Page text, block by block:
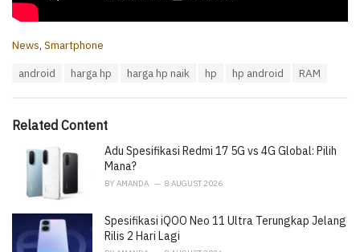
C
o
r
News, Smartphone
:
android harga hp harga hp naik hp hp android RAM
Related Content
Adu Spesifikasi Redmi 17 5G vs 4G Global: Pilih
Mana?
BY AMANDA 8 AUGUST 2026
Spesifikasi iQOO Neo 11 Ultra Terungkap Jelang
Rilis 2 Hari Lagi